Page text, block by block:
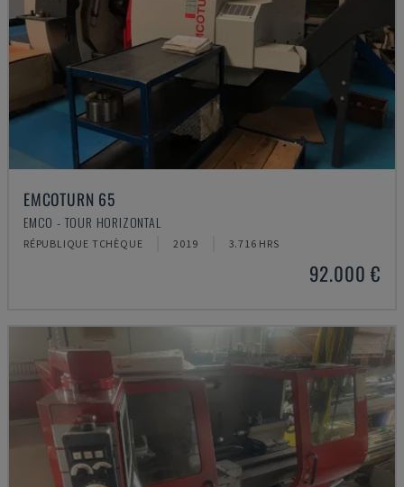
EMCOTURN 65
EMCO - TOUR HORIZONTAL
RÉPUBLIQUE TCHÈQUE 2019 3.716 HRS
92.000 €